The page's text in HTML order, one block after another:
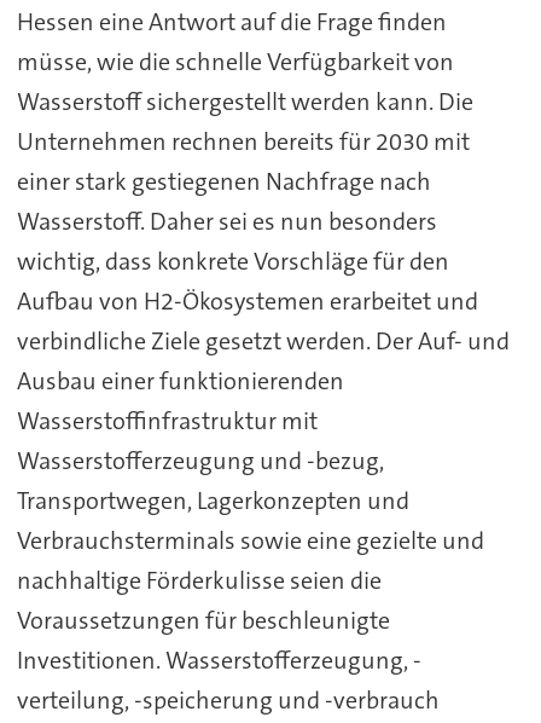
Hessen eine Antwort auf die Frage finden
müsse, wie die schnelle Verfügbarkeit von
Wasserstoff sichergestellt werden kann. Die
Unternehmen rechnen bereits für 2030 mit
einer stark gestiegenen Nachfrage nach
Wasserstoff. Daher sei es nun besonders
wichtig, dass konkrete Vorschläge für den
Aufbau von H2-Ökosystemen erarbeitet und
verbindliche Ziele gesetzt werden. Der Auf- und
Ausbau einer funktionierenden
Wasserstoffinfrastruktur mit
Wasserstofferzeugung und -bezug,
Transportwegen, Lagerkonzepten und
Verbrauchsterminals sowie eine gezielte und
nachhaltige Förderkulisse seien die
Voraussetzungen für beschleunigte
Investitionen. Wasserstofferzeugung, -
verteilung, -speicherung und -verbrauch